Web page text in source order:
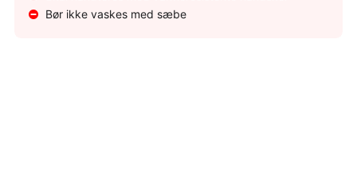
Bør ikke vaskes med sæbe